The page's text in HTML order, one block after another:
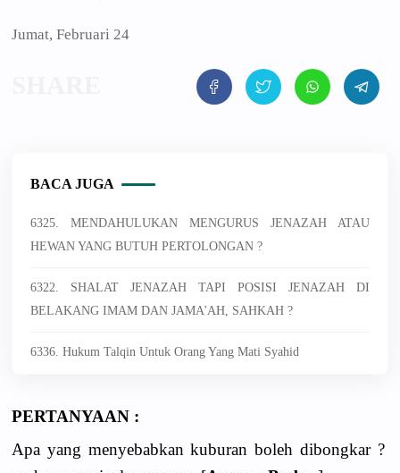
Jumat, Februari 24
BACA JUGA
6325. MENDAHULUKAN MENGURUS JENAZAH ATAU
HEWAN YANG BUTUH PERTOLONGAN ?
6322. SHALAT JENAZAH TAPI POSISI JENAZAH DI
BELAKANG IMAM DAN JAMA'AH, SAHKAH ?
6336. Hukum Talqin Untuk Orang Yang Mati Syahid
PERTANYAAN :
Apa yang menyebabkan kuburan boleh dibongkar ?